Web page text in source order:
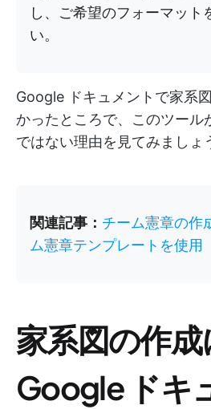
し、ご希望のフォーマット
い。
Google ドキュメントで家系
かったところで、このツール
ではない理由を見てみましょ
関連記事： チーム憲章の作
ム憲章テンプレートを使用
家系図の作
Google ドキ